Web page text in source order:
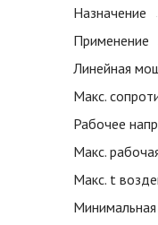
Назначение
Применение
Линейная
Макс.
Рабочее
Макс.
Макс. t